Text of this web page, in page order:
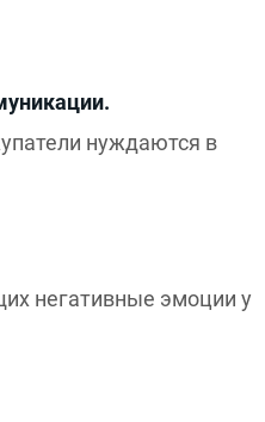
нуждаются в
негативные эмоции у